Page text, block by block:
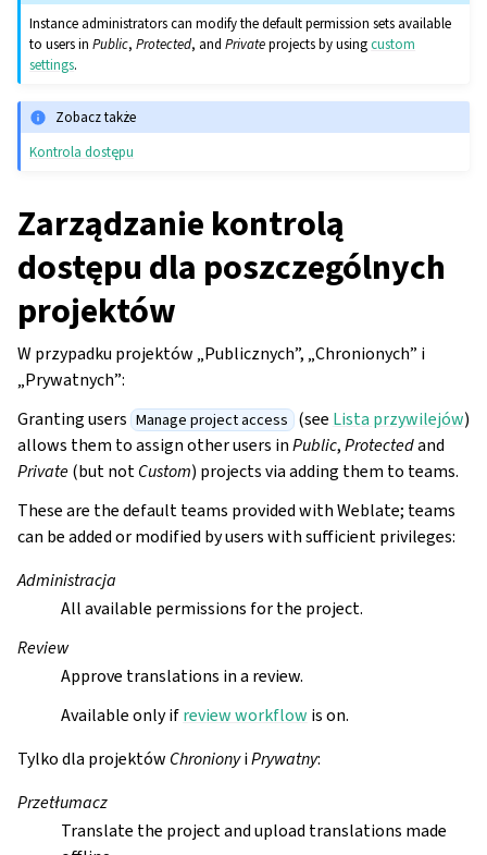
Instance administrators can modify the default permission sets available
to users inPublic,Protected, andPrivateprojects by usingcustom
settings.
Zobacz także
Kontrola dostępu
Zarządzanie kontrolą
dostępu dla poszczególnych
projektów
W przypadku projektów „Publicznych”, „Chronionych” i
„Prywatnych”:
Granting users Manage project access (see Lista przywilejów)
allows them to assign other users inPublic,Protectedand
Private(but notCustom) projects via adding them to teams.
These are the default teams provided with Weblate; teams
can be added or modified by users with sufficient privileges:
Administracja
All available permissions for the project.
Review
Approve translations in a review.
Available only ifreview workflow is on.
Tylko dla projektów ChronionyiPrywatny:
Przetłumacz
Translate the project and upload translations made